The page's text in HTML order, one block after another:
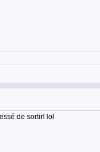
de sortir! lol